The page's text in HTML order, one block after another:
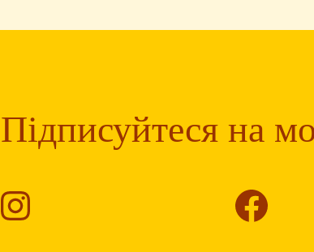
Підписуйтеся на
Instagram